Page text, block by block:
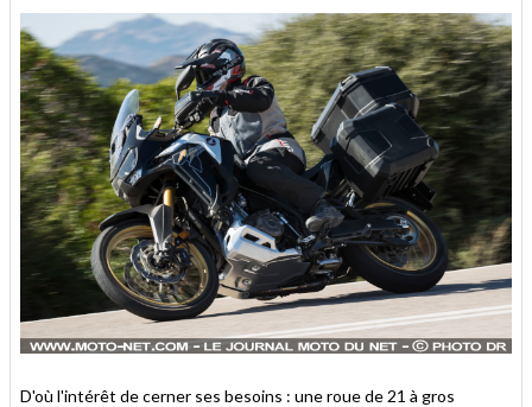
D'où l'intérêt de cerner ses besoins : une roue de 21 à gros